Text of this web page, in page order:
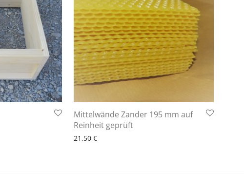
Mittelwände Zander 195 mm auf
Reinheit geprüft
21,50 €
6 - 10 Arbeitstage